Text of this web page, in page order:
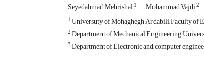
Seyedahmad Mehrishal1 Mohammad Vajdi2
1Universuty of Mohaghegh Ardabili, Faculty of
2Department of Mechanical Engineering,
3Department of Electronic and computer